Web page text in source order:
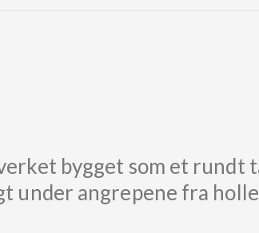
bygget som et rundt
under angrepene fra